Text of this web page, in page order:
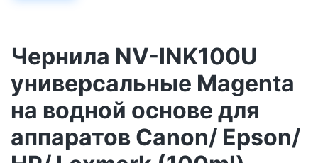
Чернила NV-INK100U
универсальные Magenta
на водной основе для
аппаратов Сanon/ Epson/